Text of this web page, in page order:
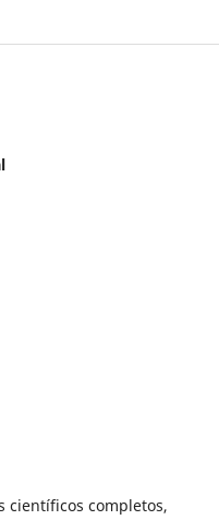
científicos completos,